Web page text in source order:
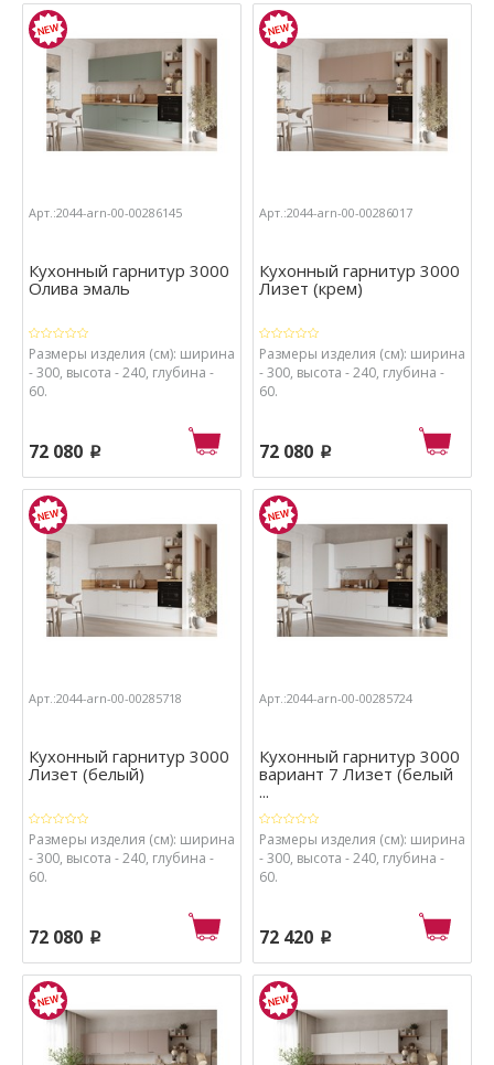
Арт.:2044-arn-00-00286145
Кухонный гарнитур 3000
Олива эмаль
Размеры изделия (см): ширина
- 300, высота - 240, глубина -
60.
72 080 p
Арт.:2044-arn-00-00286017
Кухонный гарнитур 3000
Лизет (крем)
Размеры изделия (см): ширина
- 300, высота - 240, глубина -
60.
72 080 p
Арт.:2044-arn-00-00285718
Кухонный гарнитур 3000
Лизет (белый)
Размеры изделия (см): ширина
- 300, высота - 240, глубина -
60.
72 080 p
Арт.:2044-arn-00-00285724
Кухонный гарнитур 3000
вариант 7 Лизет (белый
...
Размеры изделия (см): ширина
- 300, высота - 240, глубина -
60.
72 420 p